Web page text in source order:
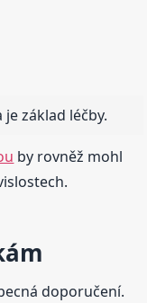
základ léčby.
by rovněž mohl
doporučení.